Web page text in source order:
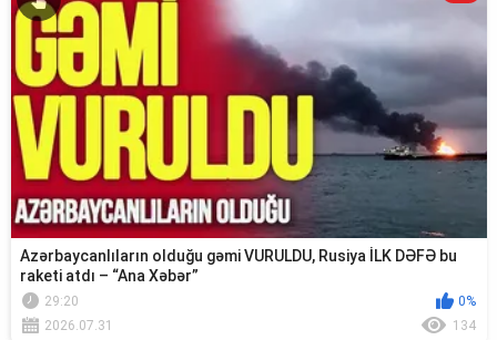
Azərbaycanlıların olduğu gəmi VURULDU, Rusiya İLK DƏFƏ bu
raketi atdı – “Ana Xəbər”
29:20
0%
2026.07.31
134